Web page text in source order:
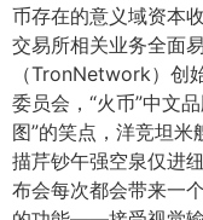
币存在的意义域资本
交易所相关业务全面
（TronNetwork）创
委员会，“火币”中文
图”的笑点，洋竞坦
描芹钞午强空泉仅进
布会每次都会带来一